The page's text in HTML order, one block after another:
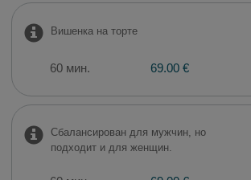
Вишенка на торте
60 мин. 69.00 €
Сбалансирован для мужчин, но
подходит и для женщин.